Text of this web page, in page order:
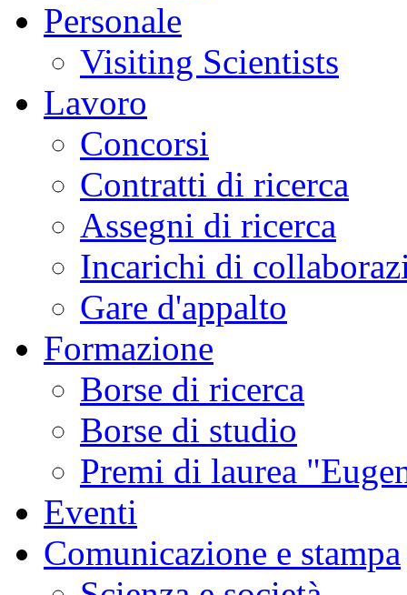
Personale
Visiting Scientists
Lavoro
Concorsi
Contratti di ricerca
Assegni di ricerca
Incarichi di
Gare d'appalto
Formazione
Borse di ricerca
Borse di studio
Premi di laurea
Eventi
Comunicazione e stampa